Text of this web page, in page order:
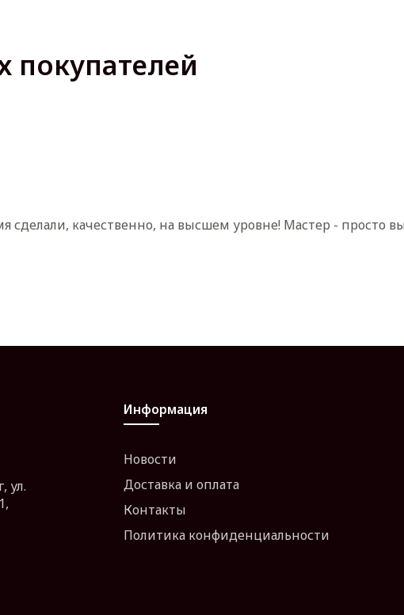
сделали, качественно, на высшем уровне! Мастер - просто
ул.
Информация
Новости
Доставка и оплата
Контакты
Политика конфиденциальности